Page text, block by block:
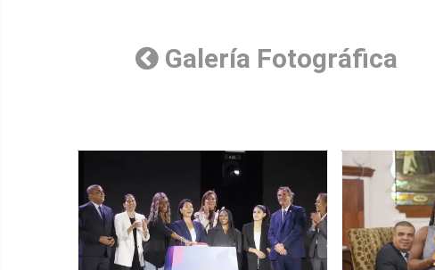
Galería Fotográfica